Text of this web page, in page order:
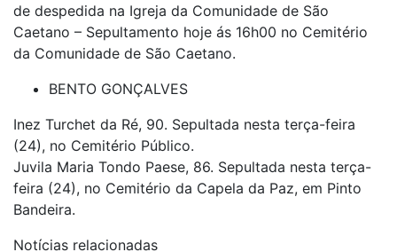
de despedida na Igreja da Comunidade de São
Caetano – Sepultamento hoje ás 16h00 no Cemitério
da Comunidade de São Caetano.
BENTO GONÇALVES
Inez Turchet da Ré, 90. Sepultada nesta terça-feira
(24), no Cemitério Público.
Juvila Maria Tondo Paese, 86. Sepultada nesta terça-
feira (24), no Cemitério da Capela da Paz, em Pinto
Bandeira.
Notícias relacionadas